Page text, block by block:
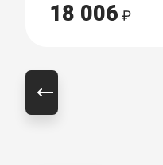
18 006